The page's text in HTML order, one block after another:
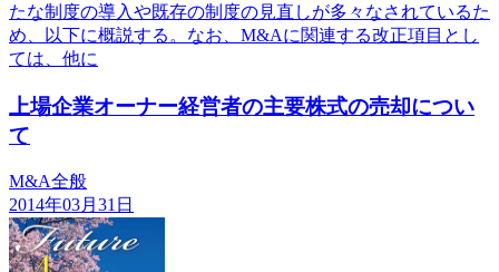
たな制度の導入や既存の制度の見直しが多々なされているた
め、以下に概説する。なお、M&Aに関連する改正項目とし
ては、他に
上場企業オーナー経営者の主要株式の売却につい
て
M&A全般
2014年03月31日